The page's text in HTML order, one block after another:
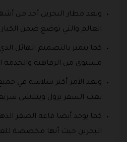
ويعد مطار البحرين أحد من
العالم والتي توضع ضمن
كما يتميز بالتصميم الهائل
مستوى من الرفاهية والخدمة
ويعد الأمر أكثر سلاسة في
تعب السفر يزول ويتلاشى
كما يوجد أيضا قاعة الصقر
البحرين حيث أنها مخصصة